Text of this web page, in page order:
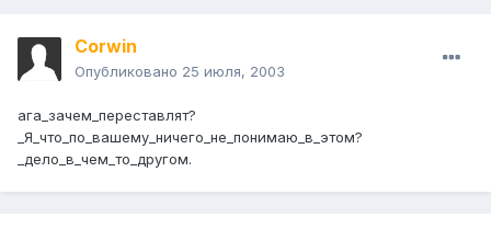
Corwin
Опубликовано 25 июля, 2003
ага_зачем_переставлят?
_Я_что_по_вашему_ничего_не_понимаю_в_этом?
_дело_в_чем_то_другом.